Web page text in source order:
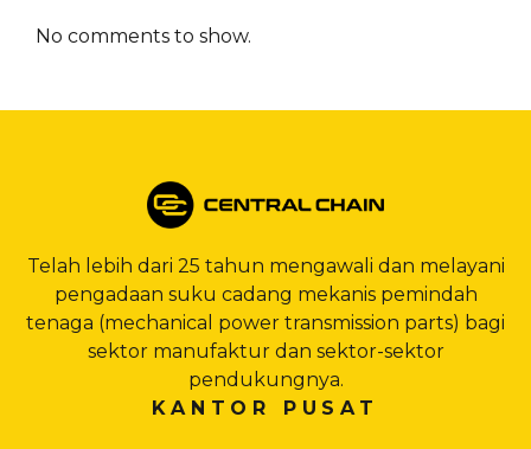
No comments to show.
Telah lebih dari 25 tahun mengawali dan melayani
pengadaan suku cadang mekanis pemindah
tenaga (mechanical power transmission parts) bagi
sektor manufaktur dan sektor-sektor
pendukungnya.
KANTOR PUSAT